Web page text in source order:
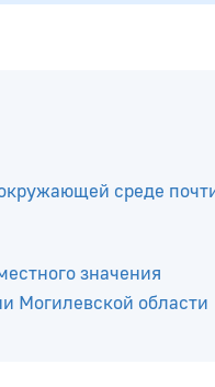
среде
значения
Могилевской области